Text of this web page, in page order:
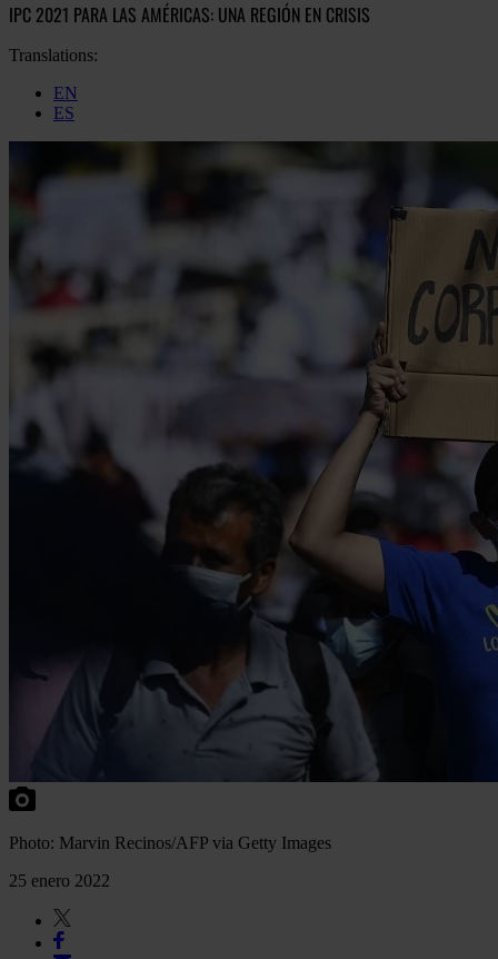
IPC 2021 PARA LAS AMÉRICAS: UNA REGIÓN EN CRISIS
Translations:
EN
ES
Photo: Marvin Recinos/AFP via Getty Images
25 enero 2022